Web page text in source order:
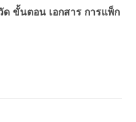
ด ขั้นตอน เอกสาร การแพ็ก